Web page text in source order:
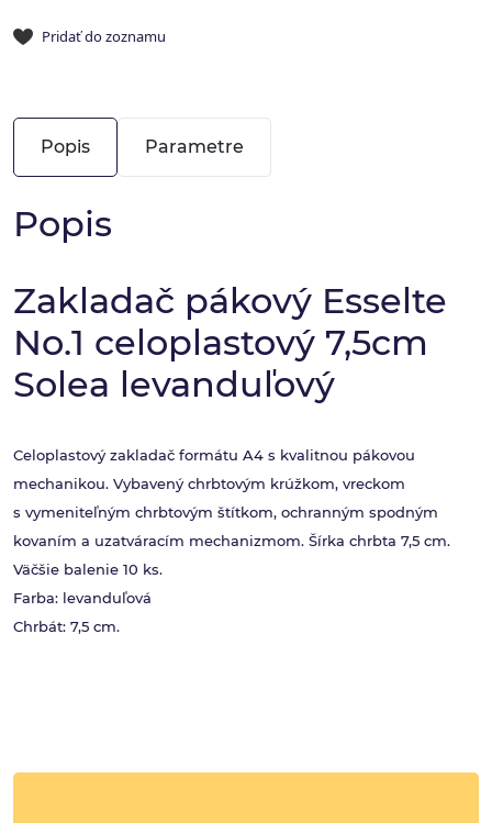
Pridať do zoznamu
Popis Parametre
Popis
Zakladač pákový Esselte
No.1 celoplastový 7,5cm
Solea levanduľový
Celoplastový zakladač formátu A4 s kvalitnou pákovou
mechanikou. Vybavený chrbtovým krúžkom, vreckom
s vymeniteľným chrbtovým štítkom, ochranným spodným
kovaním a uzatváracím mechanizmom. Šírka chrbta 7,5 cm.
Väčšie balenie 10 ks.
Farba: levanduľová
Chrbát: 7,5 cm.